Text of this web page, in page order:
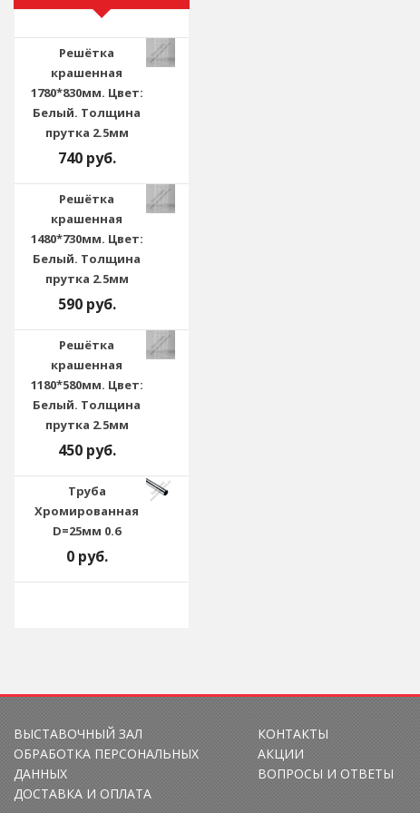
Решётка
крашенная
1780*830мм. Цвет:
Белый. Толщина
прутка 2.5мм
740 руб.
Решётка
крашенная
1480*730мм. Цвет:
Белый. Толщина
прутка 2.5мм
590 руб.
Решётка
крашенная
1180*580мм. Цвет:
Белый. Толщина
прутка 2.5мм
450 руб.
Труба
Хромированная
D=25мм 0.6
0 руб.
ВЫСТАВОЧНЫЙ ЗАЛ
ОБРАБОТКА ПЕРСОНАЛЬНЫХ
ДАННЫХ
ДОСТАВКА И ОПЛАТА
КОНТАКТЫ
АКЦИИ
ВОПРОСЫ И ОТВЕТЫ